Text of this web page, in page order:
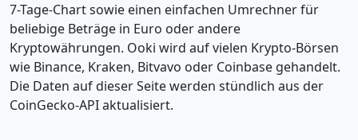
7-Tage-Chart sowie einen einfachen Umrechner für
beliebige Beträge in Euro oder andere
Kryptowährungen. Ooki wird auf vielen Krypto-Börsen
wie Binance, Kraken, Bitvavo oder Coinbase gehandelt.
Die Daten auf dieser Seite werden stündlich aus der
CoinGecko-API aktualisiert.